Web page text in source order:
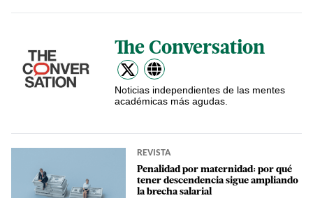
The Conversation
Noticias independientes de las mentes
académicas más agudas.
REVISTA
Penalidad por maternidad: por qué
tener descendencia sigue ampliando
la brecha salarial